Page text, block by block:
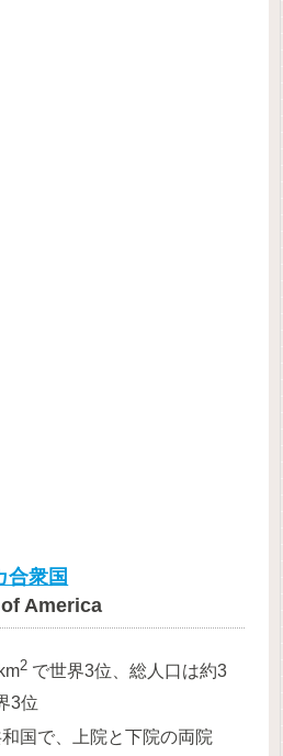
合衆国
America
2 で世界3位、総人口は約3
3位
国で、上院と下院の両院